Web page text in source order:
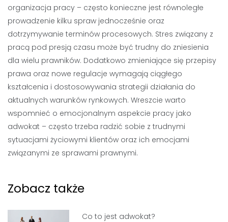
organizacja pracy – często konieczne jest równoległe
prowadzenie kilku spraw jednocześnie oraz
dotrzymywanie terminów procesowych. Stres związany z
pracą pod presją czasu może być trudny do zniesienia
dla wielu prawników. Dodatkowo zmieniające się przepisy
prawa oraz nowe regulacje wymagają ciągłego
kształcenia i dostosowywania strategii działania do
aktualnych warunków rynkowych. Wreszcie warto
wspomnieć o emocjonalnym aspekcie pracy jako
adwokat – często trzeba radzić sobie z trudnymi
sytuacjami życiowymi klientów oraz ich emocjami
związanymi ze sprawami prawnymi.
Zobacz także
Co to jest adwokat?